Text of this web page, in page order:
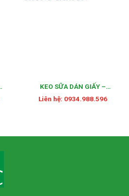
KEO SỮA DÁN GIẤY –
THÙNG CARTON
Liên hệ: 0934.988.596